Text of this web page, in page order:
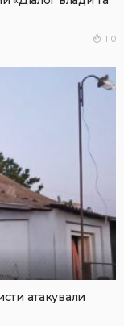
110
атакували